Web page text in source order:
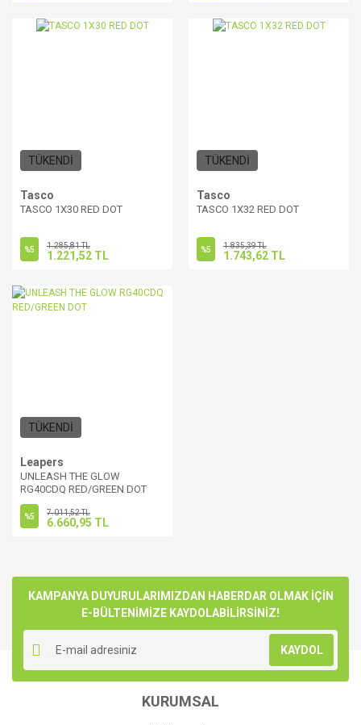
TÜKENDİ
Tasco
TASCO 1X30 RED DOT
%5 1.285,81 TL
1.221,52 TL
TÜKENDİ
Tasco
TASCO 1X32 RED DOT
%5 1.835,39 TL
1.743,62 TL
TÜKENDİ
Leapers
UNLEASH THE GLOW
RG40CDQ RED/GREEN DOT
%5 7.011,52 TL
6.660,95 TL
KAMPANYA DUYURULARIMIZDAN HABERDAR OLMAK İÇİN
E-BÜLTENİMİZE KAYDOLABİLİRSİNİZ!
KAYDOL
KURUMSAL